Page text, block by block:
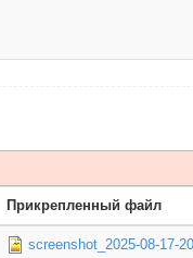
Прикрепленный файл
screenshot_2025-08-17-